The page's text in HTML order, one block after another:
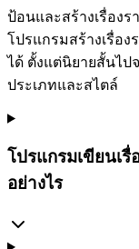
ป้อนและสร้างเรื่อง
โปรแกรมสร้างเรื่อง
ได้ ตั้งแต่นิยายสั้นไป
ประเภทและสไตล์
โปรแกรมเขียนเ
อย่างไร